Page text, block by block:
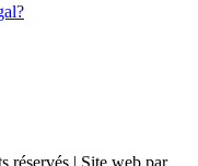
réservés | Site web par